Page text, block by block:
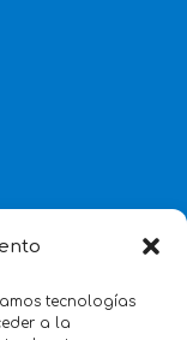
tecnologías
a la